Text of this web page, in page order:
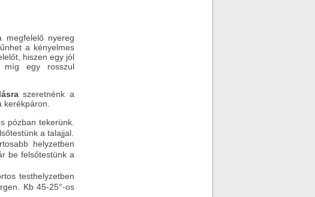
megfelelő nyereg
a kényelmes
hiszen egy jól
míg egy rosszul
szeretnénk a
pózban tekerünk.
a talajjal.
helyzetben
be felsőtestünk a
testhelyzetben
Kb 45-25°-os